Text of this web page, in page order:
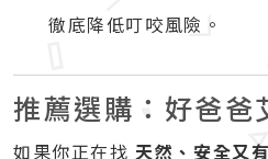
徹底降低叮咬風險。
推薦選購：好爸爸
如果你正在找天然、安全又